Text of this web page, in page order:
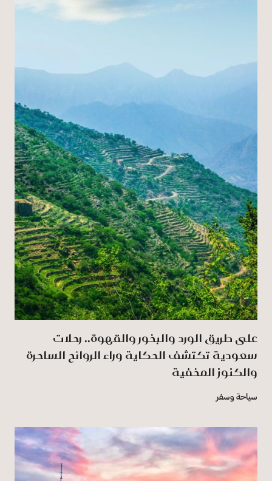
على طريق الورد والبخور والقهوة.. رحلات
سعودية تكتشف الحكاية وراء الروائح الساحرة
والكنوز المخفية
سياحة وسفر